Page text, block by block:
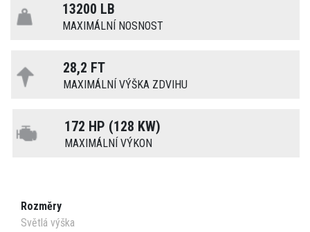
13200 LB
MAXIMÁLNÍ NOSNOST
28,2 FT
MAXIMÁLNÍ VÝŠKA ZDVIHU
172 HP (128 KW)
MAXIMÁLNÍ VÝKON
Rozměry
Světlá výška